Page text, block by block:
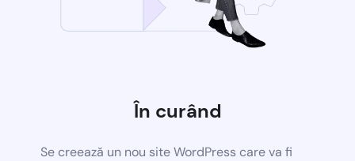
În curând
Se creează un nou site WordPress care va fi